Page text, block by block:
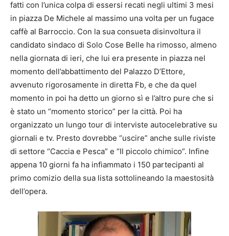
fatti con l’unica colpa di essersi recati negli ultimi 3 mesi
in piazza De Michele al massimo una volta per un fugace
caffè al Barroccio. Con la sua consueta disinvoltura il
candidato sindaco di Solo Cose Belle ha rimosso, almeno
nella giornata di ieri, che lui era presente in piazza nel
momento dell’abbattimento del Palazzo D’Ettore,
avvenuto rigorosamente in diretta Fb, e che da quel
momento in poi ha detto un giorno sì e l’altro pure che si
è stato un “momento storico” per la città. Poi ha
organizzato un lungo tour di interviste autocelebrative su
giornali e tv. Presto dovrebbe “uscire” anche sulle riviste
di settore “Caccia e Pesca” e “Il piccolo chimico”. Infine
appena 10 giorni fa ha infiammato i 150 partecipanti al
primo comizio della sua lista sottolineando la maestosità
dell’opera.